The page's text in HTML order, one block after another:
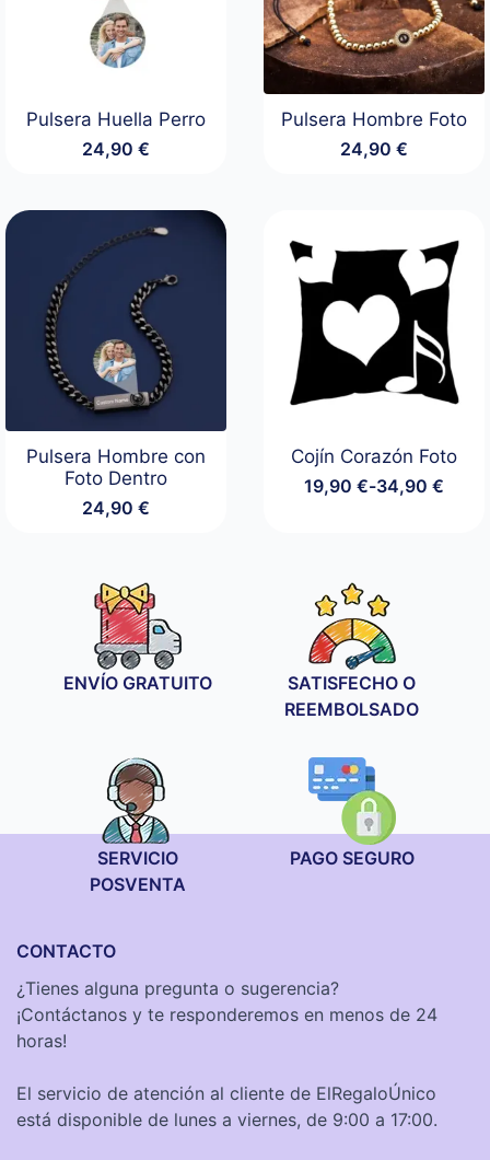
Pulsera Huella Perro
24,90€
Pulsera Hombre Foto
24,90 €
Pulsera Hombre con
Foto Dentro
24,90€
Cojín Corazón Foto
19,90 €-34,90 €
Rango
hasta
34,90 €
ENVÍO GRATUITO
SATISFECHO O
REEMBOLSADO
SERVICIO
POSVENTA
PAGO SEGURO
CONTACTO
¿Tienes alguna pregunta o sugerencia?
¡Contáctanos y te responderemos en menos de 24
horas!
El servicio de atención al cliente de ElRegaloÚnico
está disponible de lunes a viernes, de 9:00 a 17:00.